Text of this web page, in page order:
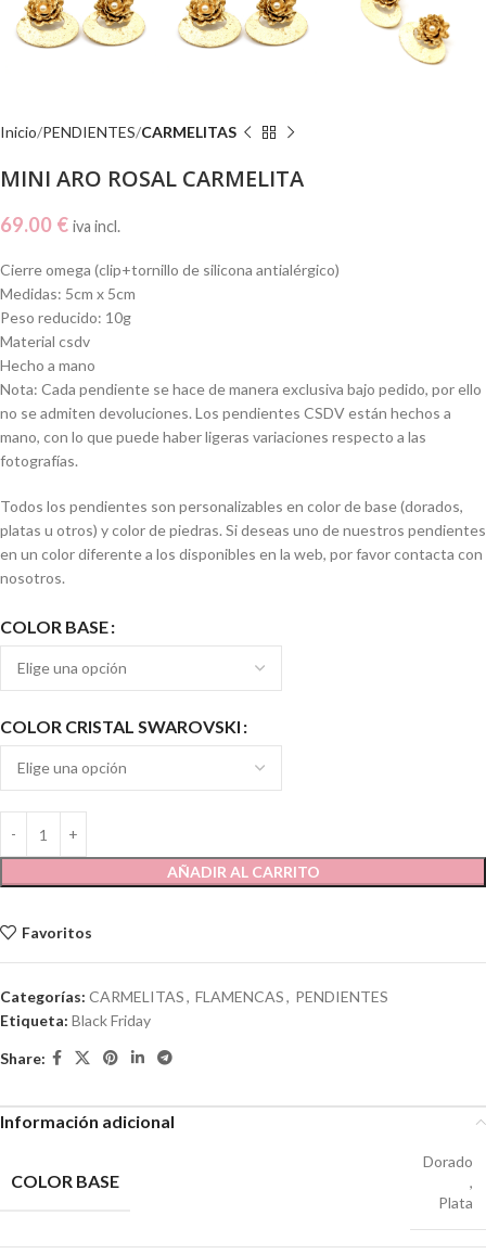
Inicio PENDIENTES CARMELITAS
MINI ARO ROSAL CARMELITA
69.00 € iva incl.
Cierre omega (clip+tornillo de silicona antialérgico)
Medidas: 5cm x 5cm
Peso reducido: 10g
Material csdv
Hecho a mano
Nota: Cada pendiente se hace de manera exclusiva bajo pedido, por ello
no se admiten devoluciones. Los pendientes CSDV están hechos a
mano, con lo que puede haber ligeras variaciones respecto a las
fotografías.
Todos los pendientes son personalizables en color de base (dorados,
platas u otros) y color de piedras. Si deseas uno de nuestros pendientes
en un color diferente a los disponibles en la web, por favor contacta con
nosotros.
COLOR BASE
COLOR CRISTAL SWAROVSKI
AÑADIR AL CARRITO
Favoritos
Categorías: CARMELITAS, FLAMENCAS, PENDIENTES
Etiqueta: Black Friday
Share:
Información adicional
COLOR BASE
Dorado
,
Plata